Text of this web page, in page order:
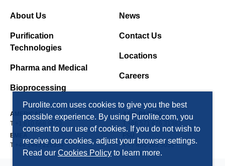
Purolite.com uses cookies to give you the best
possible experience. By using Purolite.com, you
consent to our use of cookies. If you do not wish to
receive our cookies, adjust your browser settings.
Read our Cookies Policy to learn more.
About Us
Purification
Technologies
Pharma and Medical
Bioprocessing
News
Contact Us
Locations
Careers
AMERICAS
T +1 610 668 9090
ASIA PACIFIC
EMEA
T +44 1443 229334
T +7 495 363 5056